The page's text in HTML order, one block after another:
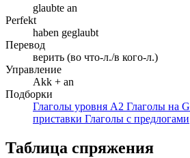
glaubte an
Perfekt
haben geglaubt
Перевод
верить (во что-л./в кого-л.)
Управление
Akk + an
Подборки
Глаголы уровня A2 Глаголы на G
приставки Глаголы с предлогами
Таблица спряжения